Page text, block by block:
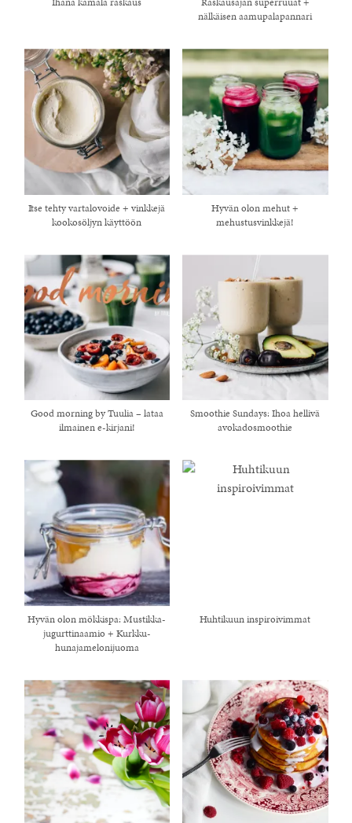
healthy living + good
nälkäisen aamupalapannari
Itse tehty vartalovoide + vinkkejä
kookosöljyn käyttöön
Hyvän olon mehut +
mehustusvinkkejä!
Good morning by Tuulia – lataa
ilmainen e-kirjani!
Smoothie Sundays: Ihoa hellivä
avokadosmoothie
Hyvän olon mökkispa: Mustikka-
jugurttinaamio + Kurkku-
hunajamelonijuoma
Huhtikuun inspiroivimmat